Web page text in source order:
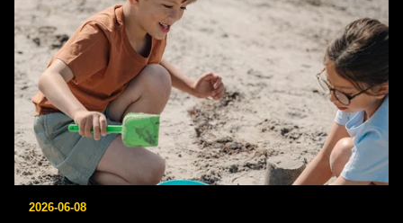
2026-06-08